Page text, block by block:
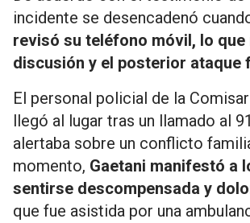
incidente se desencadenó
revisó su teléfono móvil, lo que
discusión y el posterior ataque
El personal policial de la
llegó al lugar tras un llamado al
alertaba sobre un conflicto
momento, Gaetani manifestó a
sentirse descompensada y
que fue asistida por una